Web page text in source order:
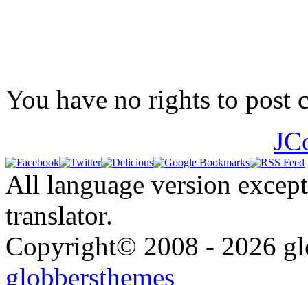
You have no rights to post
All language version
translator.
Copyright© 2008 - 2026
globbersthemes